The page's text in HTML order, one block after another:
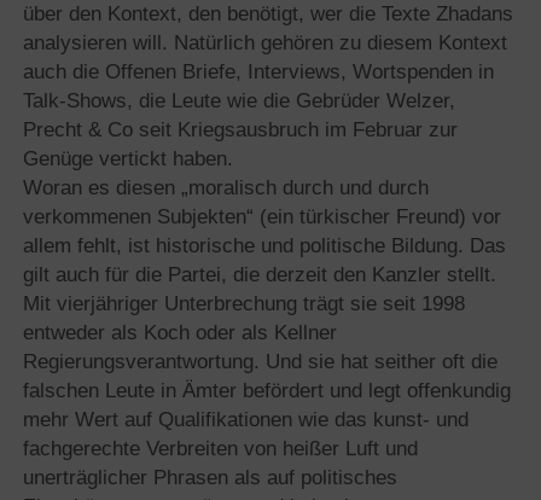
über den Kontext, den benötigt, wer die Texte Zhadans
analysieren will. Natürlich gehören zu diesem Kontext
auch die Offenen Briefe, Interviews, Wortspenden in
Talk-Shows, die Leute wie die Gebrüder Welzer,
Precht & Co seit Kriegsausbruch im Februar zur
Genüge vertickt haben.
Woran es diesen „moralisch durch und durch
verkommenen Subjekten“ (ein türkischer Freund) vor
allem fehlt, ist historische und politische Bildung. Das
gilt auch für die Partei, die derzeit den Kanzler stellt.
Mit vierjähriger Unterbrechung trägt sie seit 1998
entweder als Koch oder als Kellner
Regierungsverantwortung. Und sie hat seither oft die
falschen Leute in Ämter befördert und legt offenkundig
mehr Wert auf Qualifikationen wie das kunst- und
fachgerechte Verbreiten von heißer Luft und
unerträglicher Phrasen als auf politisches